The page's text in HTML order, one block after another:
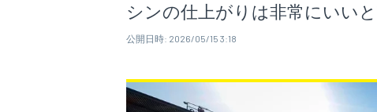
スーパーGT
シンの仕上がりは非常にいいと
公開日時: 2026/05/15 3:18